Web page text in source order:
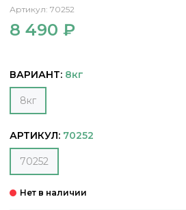
Артикул: 70252
8 490 ₽
ВАРИАНТ: 8кг
8кг
АРТИКУЛ: 70252
70252